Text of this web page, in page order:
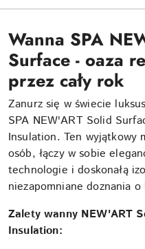
Wanna SPA
Surface - oaza
przez cały rok
Zanurz się w świecie
SPA NEW'ART Solid
Insulation. Ten wyjątkowy
osób, łączy w sobie
technologie i doskonałą
niezapomniane doznania
Zalety wanny NEW'ART
Insulation: